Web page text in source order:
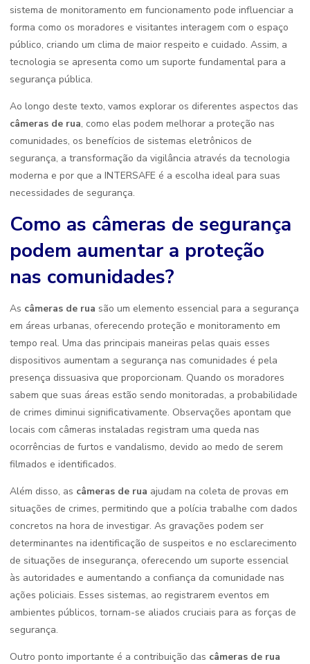
sistema de monitoramento em funcionamento pode influenciar a
forma como os moradores e visitantes interagem com o espaço
público, criando um clima de maior respeito e cuidado. Assim, a
tecnologia se apresenta como um suporte fundamental para a
segurança pública.
Ao longo deste texto, vamos explorar os diferentes aspectos das
câmeras de rua, como elas podem melhorar a proteção nas
comunidades, os benefícios de sistemas eletrônicos de
segurança, a transformação da vigilância através da tecnologia
moderna e por que a INTERSAFE é a escolha ideal para suas
necessidades de segurança.
Como as câmeras de segurança
podem aumentar a proteção
nas comunidades?
As câmeras de rua são um elemento essencial para a segurança
em áreas urbanas, oferecendo proteção e monitoramento em
tempo real. Uma das principais maneiras pelas quais esses
dispositivos aumentam a segurança nas comunidades é pela
presença dissuasiva que proporcionam. Quando os moradores
sabem que suas áreas estão sendo monitoradas, a probabilidade
de crimes diminui significativamente. Observações apontam que
locais com câmeras instaladas registram uma queda nas
ocorrências de furtos e vandalismo, devido ao medo de serem
filmados e identificados.
Além disso, as câmeras de rua ajudam na coleta de provas em
situações de crimes, permitindo que a polícia trabalhe com dados
concretos na hora de investigar. As gravações podem ser
determinantes na identificação de suspeitos e no esclarecimento
de situações de insegurança, oferecendo um suporte essencial
às autoridades e aumentando a confiança da comunidade nas
ações policiais. Esses sistemas, ao registrarem eventos em
ambientes públicos, tornam-se aliados cruciais para as forças de
segurança.
Outro ponto importante é a contribuição das câmeras de rua